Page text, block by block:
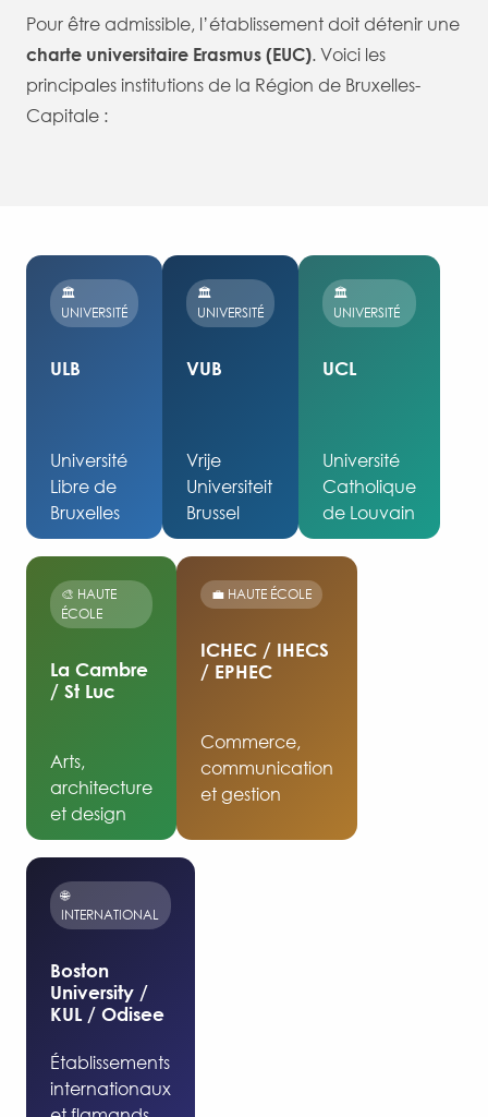
Pour être admissible, l’établissement doit détenir une
charte universitaire Erasmus (EUC). Voici les
principales institutions de la Région de Bruxelles-
Capitale :
🏛️
UNIVERSITÉ
ULB
Université
Libre de
Bruxelles
🏛️
UNIVERSITÉ
VUB
Vrije
Universiteit
Brussel
🏛️
UNIVERSITÉ
UCL
Université
Catholique
de Louvain
🎨 HAUTE
ÉCOLE
La Cambre
/ St Luc
Arts,
architecture
et design
💼 HAUTE ÉCOLE
ICHEC / IHECS
/ EPHEC
Commerce,
communication
et gestion
🌐
INTERNATIONAL
Boston
University /
KUL / Odisee
Établissements
internationaux